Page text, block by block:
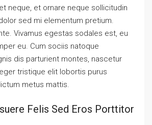
neque, et ornare neque sollicitudin
sed mi elementum pretium.
Vivamus egestas sodales est, eu
eu. Cum sociis natoque
dis parturient montes, nascetur
tristique elit lobortis purus
metus mattis.
Felis Sed Eros Porttitor